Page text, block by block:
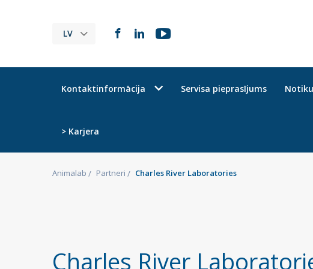
LV
Kontaktinformācija Servisa pieprasījums
> Karjera
Animalab Partneri Charles River Laboratories
Charles River